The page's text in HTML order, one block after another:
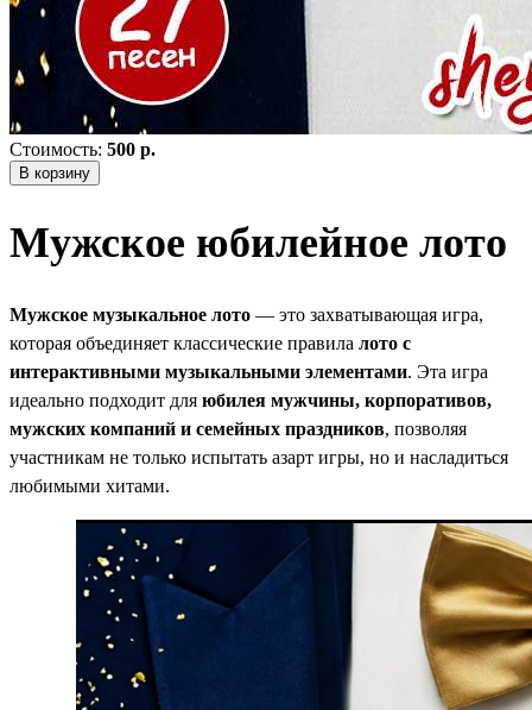
Стоимость: 500 р.
В корзину
Мужское юбилейное лото
Мужское музыкальное лото — это захватывающая игра,
которая объединяет классические правила лото с
интерактивными музыкальными элементами. Эта игра
идеально подходит для юбилея мужчины, корпоративов,
мужских компаний и семейных праздников, позволяя
участникам не только испытать азарт игры, но и насладиться
любимыми хитами.